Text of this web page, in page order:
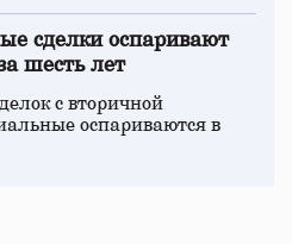
сделки оспаривают
шесть лет
с вторичной
оспариваются в